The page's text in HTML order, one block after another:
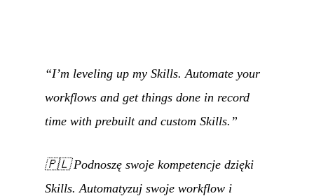
“I’m leveling up my Skills. Automate your
workflows and get things done in record
time with prebuilt and custom Skills.”
🇵🇱Podnoszę swoje kompetencje dzięki
Skills. Automatyzuj swoje workflow i